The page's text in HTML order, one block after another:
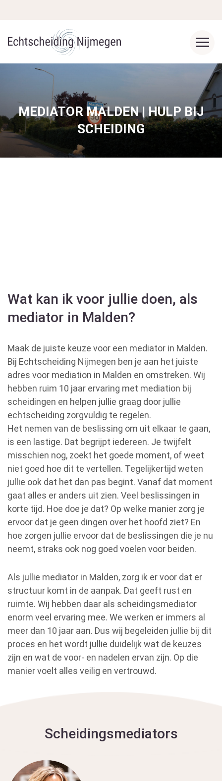
MEDIATOR MALDEN | HULP BIJ
SCHEIDING
Wat kan ik voor jullie doen, als
mediator in Malden?
Maak de juiste keuze voor een mediator in Malden.
Bij Echtscheiding Nijmegen ben je aan het juiste
adres voor mediation in Malden en omstreken. Wij
hebben ruim 10 jaar ervaring met mediation bij
scheidingen en helpen jullie graag door jullie
echtscheiding zorgvuldig te regelen.
Het nemen van de beslissing om uit elkaar te gaan,
is een lastige. Dat begrijpt iedereen. Je twijfelt
misschien nog, zoekt het goede moment, of weet
niet goed hoe dit te vertellen. Tegelijkertijd weten
jullie ook dat het dan pas begint. Vanaf dat moment
gaat alles er anders uit zien. Veel beslissingen in
korte tijd. Hoe doe je dat? Op welke manier zorg je
ervoor dat je geen dingen over het hoofd ziet? En
hoe zorgen jullie ervoor dat de beslissingen die je nu
neemt, straks ook nog goed voelen voor beiden.
Als jullie mediator in Malden, zorg ik er voor dat er
structuur komt in de aanpak. Dat geeft rust en
ruimte. Wij hebben daar als scheidingsmediator
enorm veel ervaring mee. We werken er immers al
meer dan 10 jaar aan. Dus wij begeleiden jullie bij dit
proces en het wordt jullie duidelijk wat de keuzes
zijn en wat de voor- en nadelen ervan zijn. Op die
manier voelt alles veilig en vertrouwd.
Scheidingsmediators